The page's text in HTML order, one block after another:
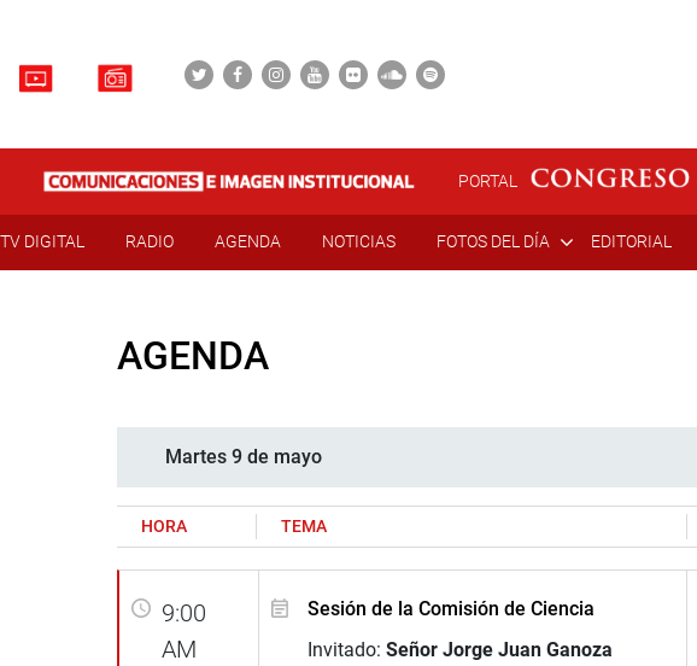
PORTAL
TV DIGITAL RADIO AGENDA NOTICIAS FOTOS DEL DÍA EDITORIAL
AGENDA
Martes 9 de mayo
HORA TEMA
9:00
AM
Sesión de la Comisión de Ciencia
Invitado: Señor Jorge Juan Ganoza